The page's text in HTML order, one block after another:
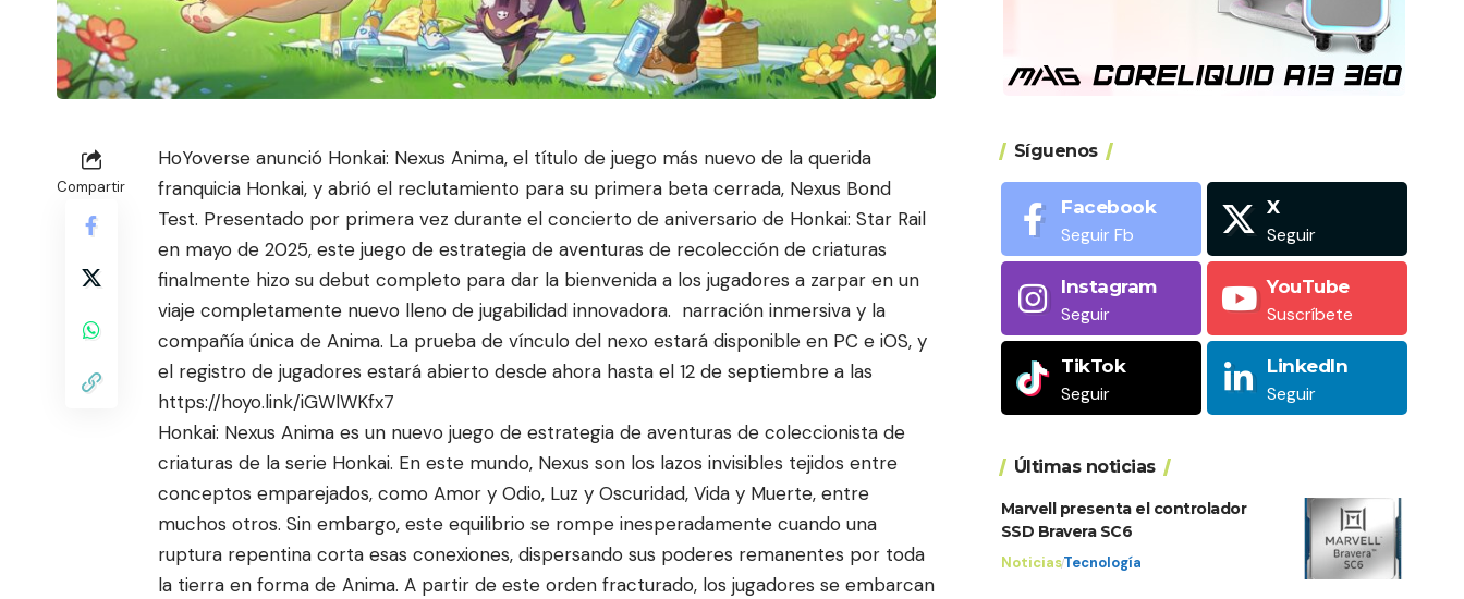
Compartir
HoYoverse anunció Honkai: Nexus Anima, el título de juego más nuevo de la querida
franquicia Honkai, y abrió el reclutamiento para su primera beta cerrada, Nexus Bond
Test. Presentado por primera vez durante el concierto de aniversario de Honkai: Star Rail
en mayo de 2025, este juego de estrategia de aventuras de recolección de criaturas
finalmente hizo su debut completo para dar la bienvenida a los jugadores a zarpar en un
viaje completamente nuevo lleno de jugabilidad innovadora. narración inmersiva y la
compañía única de Anima. La prueba de vínculo del nexo estará disponible en PC e iOS, y
el registro de jugadores estará abierto desde ahora hasta el 12 de septiembre a las
https://hoyo.link/iGWlWKfx7
Honkai: Nexus Anima es un nuevo juego de estrategia de aventuras de coleccionista de
criaturas de la serie Honkai. En este mundo, Nexus son los lazos invisibles tejidos entre
conceptos emparejados, como Amor y Odio, Luz y Oscuridad, Vida y Muerte, entre
muchos otros. Sin embargo, este equilibrio se rompe inesperadamente cuando una
ruptura repentina corta esas conexiones, dispersando sus poderes remanentes por toda
la tierra en forma de Anima. A partir de este orden fracturado, los jugadores se embarcan
Síguenos
Facebook
Seguir Fb
X
Seguir
Instagram
Seguir
YouTube
Suscríbete
TikTok
Seguir
LinkedIn
Seguir
Últimas noticias
Marvell presenta el controlador
SSD Bravera SC6
NoticiasTecnología